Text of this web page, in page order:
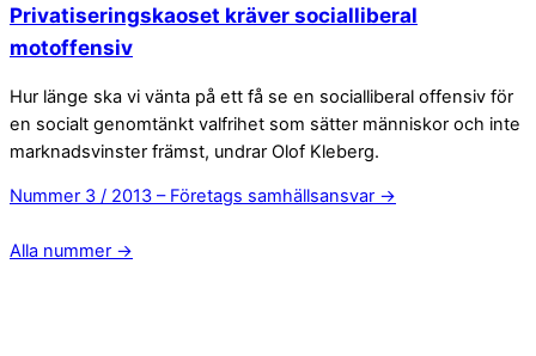
Privatiseringskaoset kräver socialliberal
motoffensiv
Hur länge ska vi vänta på ett få se en socialliberal offensiv för
en socialt genomtänkt valfrihet som sätter människor och inte
marknadsvinster främst, undrar Olof Kleberg.
Nummer 3 / 2013 – Företags samhälls­­ansvar →
Alla nummer →